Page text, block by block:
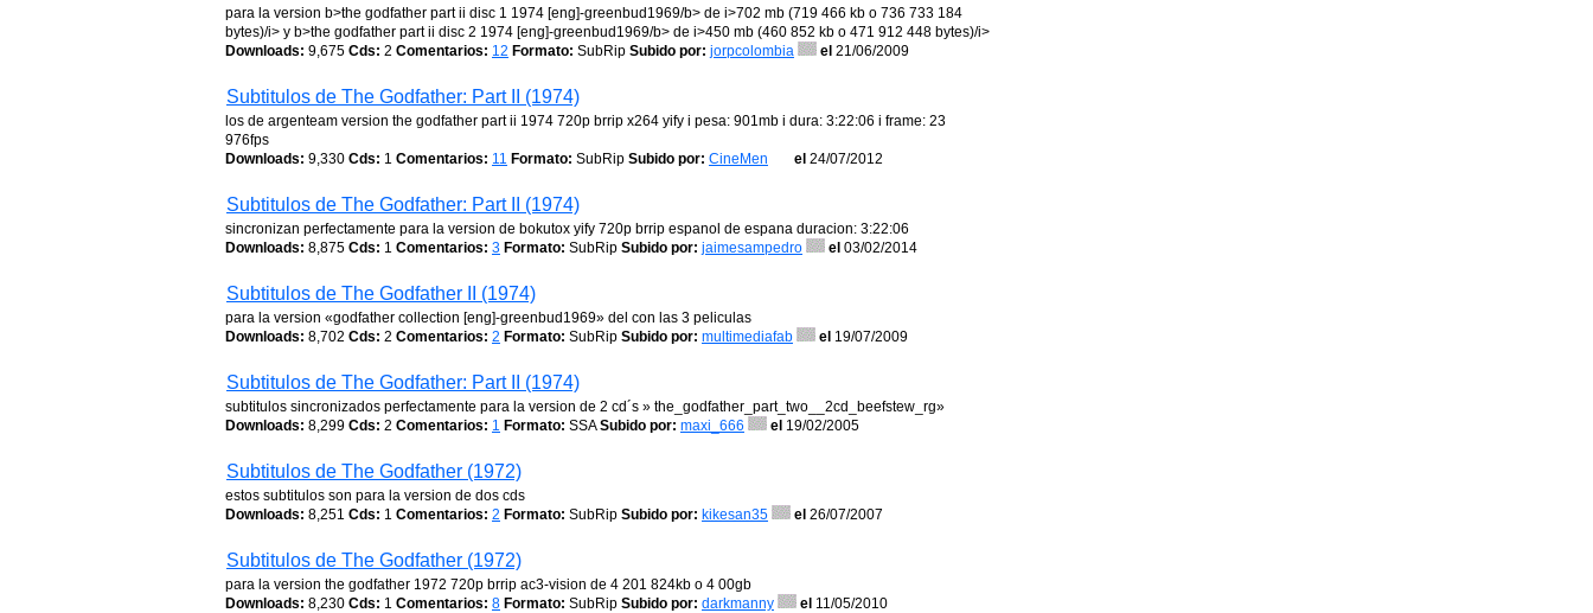
para la version b>the godfather part ii disc 1 1974 [eng]-greenbud1969/b> de i>702 mb (719 466 kb o 736 733 184
bytes)/i> y b>the godfather part ii disc 2 1974 [eng]-greenbud1969/b> de i>450 mb (460 852 kb o 471 912 448 bytes)/i>
Downloads: 9,675 Cds: 2 Comentarios: 12 Formato: SubRip Subido por: jorpcolombia el 21/06/2009
Subtitulos de The Godfather: Part II (1974)
los de argenteam version the godfather part ii 1974 720p brrip x264 yify i pesa: 901mb i dura: 3:22:06 i frame: 23
976fps
Downloads: 9,330 Cds: 1 Comentarios: 11 Formato: SubRip Subido por: CineMen el 24/07/2012
Subtitulos de The Godfather: Part II (1974)
sincronizan perfectamente para la version de bokutox yify 720p brrip espanol de espana duracion: 3:22:06
Downloads: 8,875 Cds: 1 Comentarios: 3 Formato: SubRip Subido por: jaimesampedro el 03/02/2014
Subtitulos de The Godfather II (1974)
para la version «godfather collection [eng]-greenbud1969» del con las 3 peliculas
Downloads: 8,702 Cds: 2 Comentarios: 2 Formato: SubRip Subido por: multimediafab el 19/07/2009
Subtitulos de The Godfather: Part II (1974)
subtitulos sincronizados perfectamente para la version de 2 cd´s » the_godfather_part_two__2cd_beefstew_rg»
Downloads: 8,299 Cds: 2 Comentarios: 1 Formato: SSASubido por: maxi_666 el 19/02/2005
Subtitulos de The Godfather (1972)
estos subtitulos son para la version de dos cds
Downloads: 8,251 Cds: 1 Comentarios: 2 Formato: SubRip Subido por: kikesan35 el 26/07/2007
Subtitulos de The Godfather (1972)
para la version the godfather 1972 720p brrip ac3-vision de 4 201 824kb o 4 00gb
Downloads: 8,230 Cds: 1 Comentarios: 8 Formato: SubRip Subido por: darkmanny el 11/05/2010